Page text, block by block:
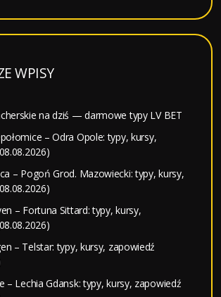
WPISY
na dziś — darmowe typy LV BET
– Odra Opole: typy, kursy,
– Pogoń Grod. Mazowiecki: typy, kursy,
– Fortuna Sittard: typy, kursy,
– Telstar: typy, kursy, zapowiedź
– Lechia Gdansk: typy, kursy, zapowiedź